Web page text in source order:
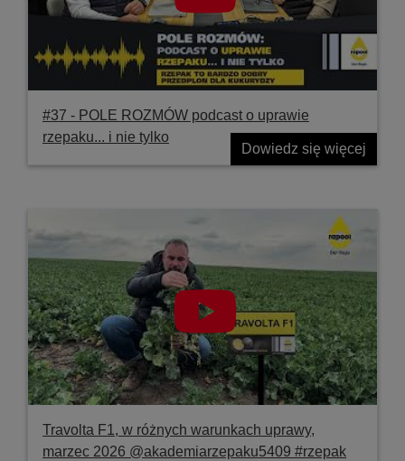
#37 ‐ POLE ROZMÓW podcast o uprawie
rzepaku... i nie tylko
Dowiedz się więcej
Travolta F1, w różnych warunkach uprawy,
marzec 2026 @akademiarzepaku5409 #rzepak